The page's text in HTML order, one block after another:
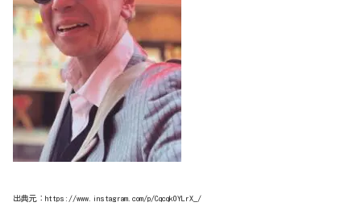
出典元：https://www.instagram.com/p/Cqcqk0YLrX_/